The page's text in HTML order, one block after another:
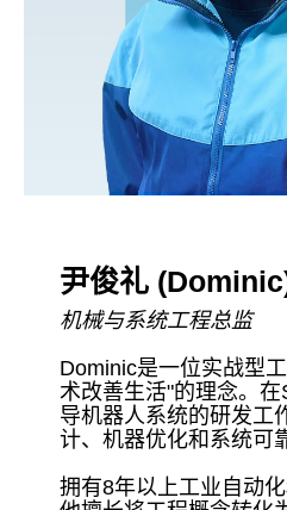
尹俊礼
机械与系统工程总监
Dominic是一位实战型
术改善生活"的理念。
导机器人系统的研发工
计、机器优化和系统可
拥有8年以上工业自动化